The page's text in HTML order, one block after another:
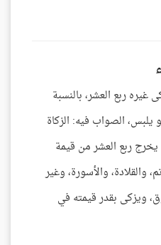
ربع العشر، بالنسبة
يلبس، الصواب فيه: الزكاة
يخرج ربع العشر من قيمة
والقلادة، والأسورة، وغير
ويزكى بقدر قيمته في